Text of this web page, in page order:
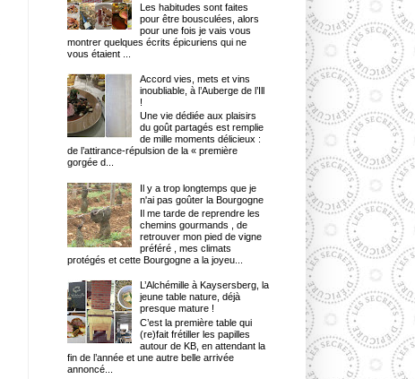
Les habitudes sont faites
pour être bousculées, alors
pour une fois je vais vous
montrer quelques écrits épicuriens qui ne
vous étaient ...
Accord vies, mets et vins
inoubliable, à l’Auberge de l’Ill
!
Une vie dédiée aux plaisirs
du goût partagés est remplie
de mille moments délicieux :
de l’attirance-répulsion de la « première
gorgée d...
Il y a trop longtemps que je
n'ai pas goûter la Bourgogne
Il me tarde de reprendre les
chemins gourmands , de
retrouver mon pied de vigne
préféré , mes climats
protégés et cette Bourgogne a la joyeu...
L’Alchémille à Kaysersberg, la
jeune table nature, déjà
presque mature !
C’est la première table qui
(re)fait frétiller les papilles
autour de KB, en attendant la
fin de l’année et une autre belle arrivée
annoncé...